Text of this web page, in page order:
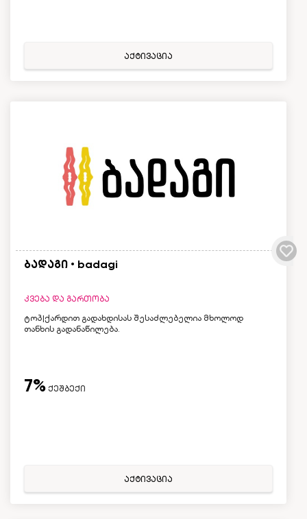
აქტივაცია
ბადაგი • badagi
კვება და გართობა
ტოპ|ქარდით გადახდისას შესაძლებელია მხოლოდ
თანხის გადანაწილება.
7% ქეშბექი
აქტივაცია